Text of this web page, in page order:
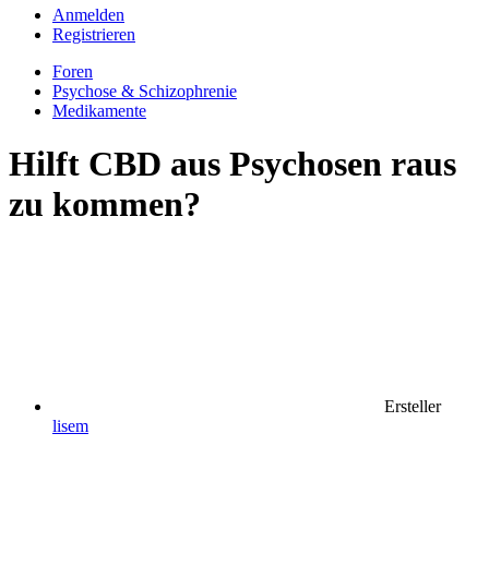
Anmelden
Registrieren
Foren
Psychose & Schizophrenie
Medikamente
Hilft CBD aus Psychosen raus
zu kommen?
Ersteller
lisem